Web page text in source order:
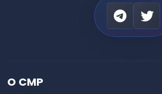
O CMP